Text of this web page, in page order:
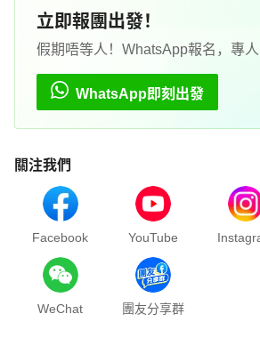
立即報團出發！
假期唔等人！WhatsApp報名，專人
WhatsApp即刻出發
關注我們
Facebook YouTube
WeChat 團友分享群